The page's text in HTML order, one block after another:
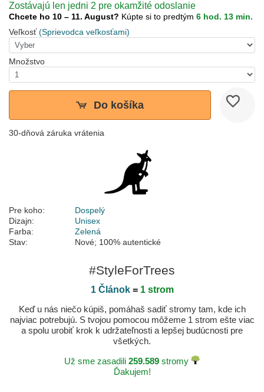
Zostávajú len jedni 2 pre okamžité odoslanie
Chcete ho 10 – 11. August? Kúpte si to predtým 6 hod. 13 min.
Veľkosť (Sprievodca veľkosťami)
Množstvo
Do košíka
30-dňová záruka vrátenia
Pre koho:
Dospelý
Dizajn:
Unisex
Farba:
Zelená
Stav:
Nové; 100% autentické
#StyleForTrees
1 Článok= 1 strom
Keď u nás niečo kúpiš, pomáhaš sadiť stromy tam, kde ich
najviac potrebujú. S tvojou pomocou môžeme 1 strom ešte viac
a spolu urobiť krok k udržateľnosti a lepšej budúcnosti pre
všetkých.
Už sme zasadili 259.589 stromy
Ďakujem!